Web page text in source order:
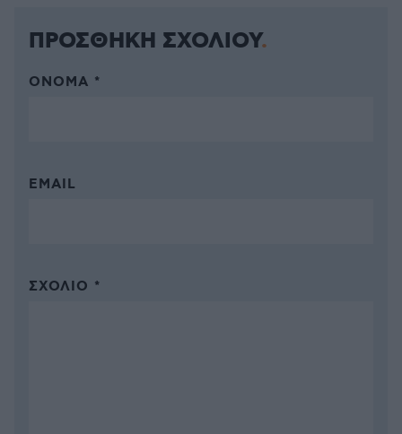
ΠΡΟΣΘΗΚΗ ΣΧΟΛΙΟΥ
ΌΝΟΜΑ *
EMAIL
ΣΧΌΛΙΟ *